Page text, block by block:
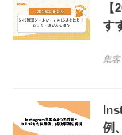
す
集
例